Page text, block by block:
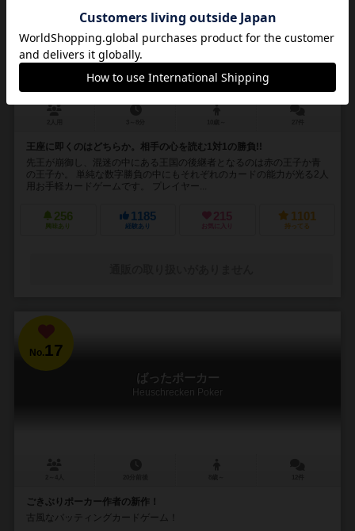
アールライバルズ
R-Rivals
王座に即くのはどちらか。相手の心を読む1対1の勝負!!
先王が崩御し、混迷の中にある王国の後継者となるのは赤の王子か青
の王子か。 単純な数字勝負の中にもそれぞれのカードの能力が光る2人
用お手軽カードゲームです。 プレイヤー...
256
興味あり
1185
経験あり
215
お気に入り
1101
持ってる
No.17
ばったポーカー
Heuschrecken Poker
ごきぶりポーカー作者の新作！
古風なバッティングカードゲーム！